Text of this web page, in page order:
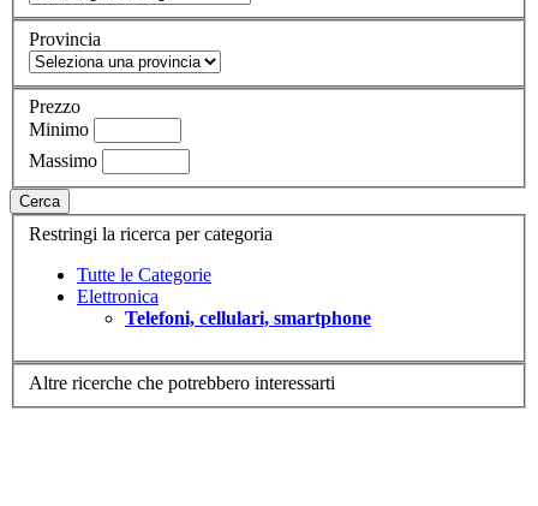
Provincia
Prezzo
Minimo
Massimo
Cerca
Restringi la ricerca per categoria
Tutte le Categorie
Elettronica
Telefoni, cellulari, smartphone
Altre ricerche che potrebbero interessarti